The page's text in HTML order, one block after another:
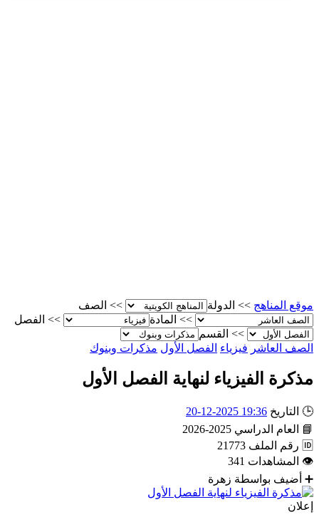
موقع المناهج >> الدولة >>
الصف
>>
المادة >>
الفصل
>>
القسم
الصف العاشر فيزياء الفصل الأول مذكرات وبنوك
مذكرة الفيزياء لنهاية الفصل الأول
🕒 التاريخ 19:36 2025-12-20
📘
العام الدراسي 2025-2026
🆔 رقم الملف 21773
👁
المشاهدات 341
➕
أضيف بواسطة زهرة
إعلان